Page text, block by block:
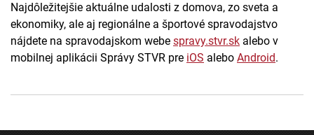
Najdôležitejšie aktuálne udalosti z domova, zo sveta a
ekonomiky, ale aj regionálne a športové spravodajstvo
nájdete na spravodajskom webe spravy.stvr.sk alebo v
mobilnej aplikácii Správy STVR pre iOS alebo Android.